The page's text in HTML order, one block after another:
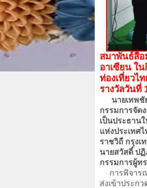
สมาพันธ์สื่อ
อาเซียน ใ
ท่องเที่ยวไ
รางวัลวันที่
นายเทพชัย
กรรมการจัด
เป็นประธาน
แห่งประเทศ
ราชวิถี กรุง
นายสวัสดิ์ ป
กรรมการผู้ท
การพิจารณ
ส่งเข้าประก